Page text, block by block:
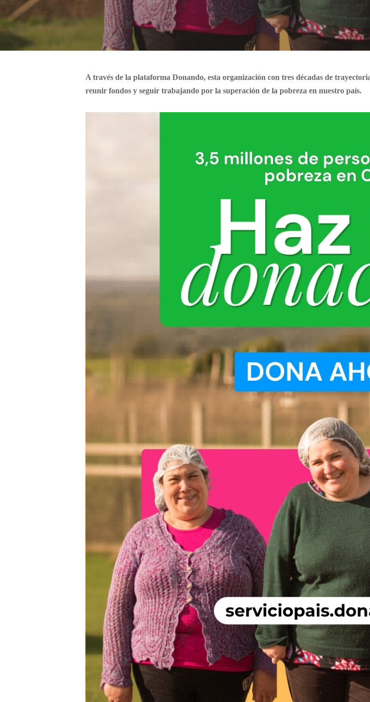
A través de la plataforma Donando, esta organización con tres décadas de
reunir fondos y seguir trabajando por la superación de la pobreza en nuestro país.